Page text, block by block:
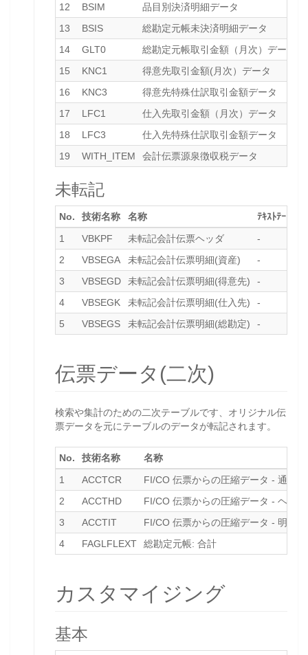
12
BSIM 品目別決済明細データ
13
BSIS 総勘定元帳未決済明細データ
14
GLT0 総勘定元帳取引金額（月次）データ
15
KNC1 得意先取引金額(月次）データ
16
KNC3 得意先特殊仕訳取引金額データ
17
LFC1 仕入先取引金額（月次）データ
18
LFC3 仕入先特殊仕訳取引金額データ
19
WITH_ITEM 会計伝票源泉徴収税データ
未転記
No. 技術名称 名称 ﾃｷｽﾄﾃｰﾌﾞﾙ
1
VBKPF 未転記会計伝票ヘッダ -
2
VBSEGA 未転記会計伝票明細(資産) -
3
VBSEGD 未転記会計伝票明細(得意先) -
4
VBSEGK 未転記会計伝票明細(仕入先) -
5
VBSEGS 未転記会計伝票明細(総勘定) -
伝票データ(二次)
検索や集計のための二次テーブルです、オリジナル伝
票データを元にテーブルのデータが転記されます。
No. 技術名称
名称
1
ACCTCR
FI/CO 伝票からの圧縮データ - 通貨
2
ACCTHD
FI/CO 伝票からの圧縮データ - ヘッダ
3
ACCTIT
FI/CO 伝票からの圧縮データ - 明細
4
FAGLFLEXT 総勘定元帳: 合計
カスタマイジング
基本